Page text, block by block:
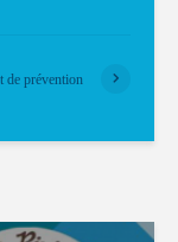
de prévention